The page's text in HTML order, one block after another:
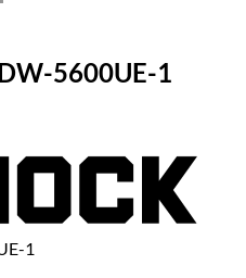
5600UE-1
1